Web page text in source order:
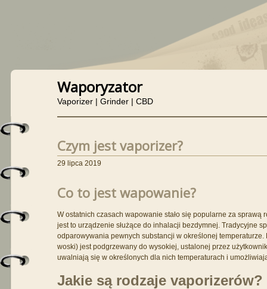
Waporyzator
Vaporizer | Grinder | CBD
Czym jest vaporizer?
29 lipca 2019
Co to jest wapowanie?
W ostatnich czasach wapowanie stało się popularne za
jest to urządzenie służące do inhalacji bezdymnej. Tradycyjne
odparowywania pewnych substancji w określonej temperaturze.
woski) jest podgrzewany do wysokiej, ustalonej przez
uwalniają się w określonych dla nich temperaturach i
Jakie są rodzaje vaporizerów?